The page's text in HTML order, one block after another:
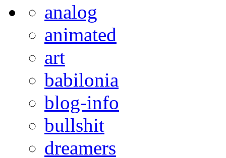
analog
animated
art
babilonia
blog-info
bullshit
dreamers